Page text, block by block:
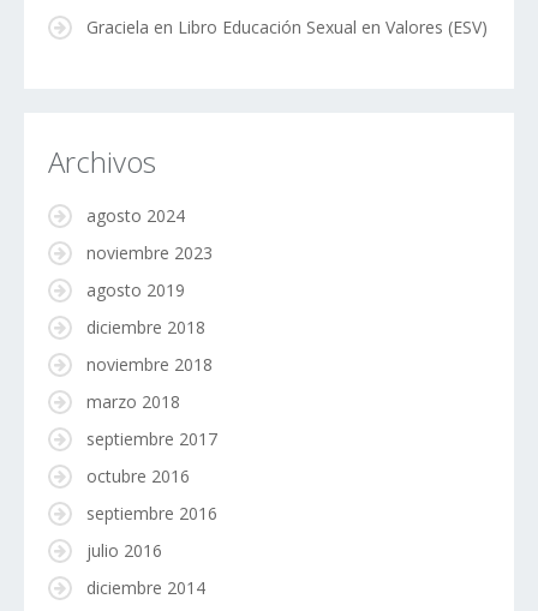
Graciela en Libro Educación Sexual en Valores (ESV)
Archivos
agosto 2024
noviembre 2023
agosto 2019
diciembre 2018
noviembre 2018
marzo 2018
septiembre 2017
octubre 2016
septiembre 2016
julio 2016
diciembre 2014